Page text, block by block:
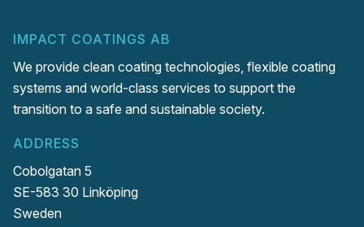
IMPACT COATINGS AB
We provide clean coating technologies, flexible coating
systems and world-class services to support the
transition to a safe and sustainable society.
ADDRESS
Cobolgatan 5
SE-583 30 Linköping
Sweden